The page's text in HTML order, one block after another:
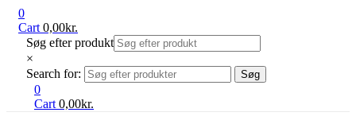
0
Cart 0,00kr.
Søg efter produkt
×
Search for:
Søg
0
Cart 0,00kr.